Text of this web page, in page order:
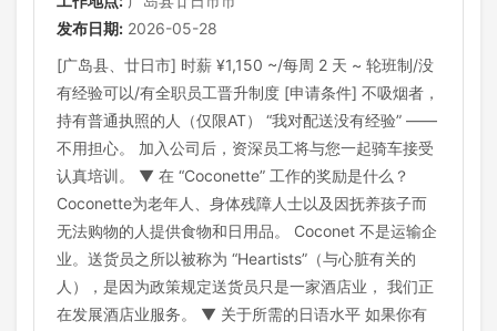
发布日期: 2026-05-28
[广岛县、廿日市] 时薪 ¥1,150 ~/每周 2 天 ~ 轮班制/没
有经验可以/有全职员工晋升制度 [申请条件] 不吸烟者，
持有普通执照的人（仅限AT） “我对配送没有经验” ——
不用担心。 加入公司后，资深员工将与您一起骑车接受
认真培训。 ▼ 在 “Coconette” 工作的奖励是什么？
Coconette为老年人、身体残障人士以及因抚养孩子而
无法购物的人提供食物和日用品。 Coconet 不是运输企
业。送货员之所以被称为 “Heartists”（与心脏有关的
人），是因为政策规定送货员只是一家酒店业， 我们正
在发展酒店业服务。 ▼ 关于所需的日语水平 如果你有